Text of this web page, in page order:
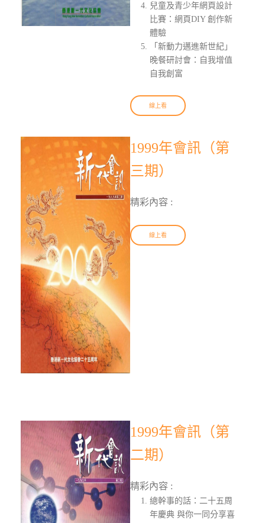
兒童及青少年網頁設計
比賽：網頁DIY 創作新
體驗
「新動力邁進新世紀」
晚餐研討會：自我增值
自我創富
線上看
1999年會訊（第
三期）
精彩內容 :
線上看
1999年會訊（第
二期）
精彩內容 :
總幹事的話：二十五周
年慶典 與你一同分享喜